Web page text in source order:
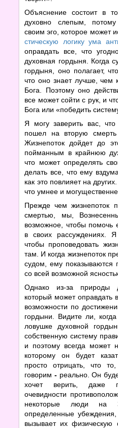
Объяснение состоит в
духовно слепым,
своим эго, которое может
стическую логику ума
оправдать все, что
духовная гордыня. Когда
гордыня, оно полагает,
что оно знает лучше, чем
Бога. Поэтому оно
все может сойти с рук, и
Бога или «победить
Я могу заверить вас,
пошел на вторую
Жизнепоток дойдет до
пойманным в крайнюю
что может определять
делать все, что ему
как это повлияет на
что умнее и
Прежде чем жизнепоток
смертью, мы,
возможное, чтобы помочь
в своих рассуждениях.
чтобы проповедовать
там. И когда жизнепоток
судом, ему показываются
со всей возможной
Однако из-за природы
который может оправдать
возможности по
гордыни. Видите ли,
ловушке духовной
собственную систему
и поэтому всегда может
которому он будет
просто отрицать, что
говорим - реально. Он
хочет верить, даже
очевидности
некоторые люди на
определенные
вызывает их физическую